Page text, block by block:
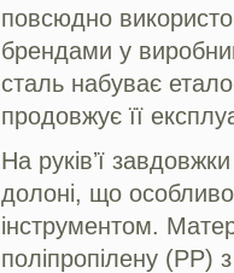
повсюдно
брендами у
сталь набуває
продовжує її
На руківʼї
долоні, що особливо
інструментом.
поліпропілену (PP)